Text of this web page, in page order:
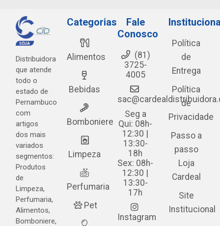
Distribuidora
que atende
todo o
estado de
Pernambuco
com
artigos
dos mais
variados
segmentos:
Produtos
de
Limpeza,
Perfumaria,
Alimentos,
Bomboniere,
Categorias
Alimentos
Bebidas
Bomboniere
Limpeza
Perfumaria
Pet
Fale
Conosco
(81)
3725-
4005
Seg a
Qui: 08h-
12:30 |
13:30-
18h
Sex: 08h-
12:30 |
13:30-
17h
Instagram
Política
de
Entrega
Política
de
Privacidade
Passo a
passo
Loja
Cardeal
Site
Institucional